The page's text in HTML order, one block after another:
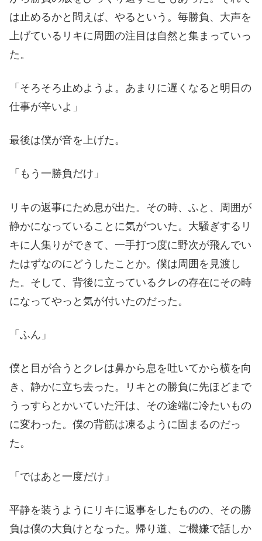
は止めるかと問えば、やるという。毎勝負、大声を
上げているリキに周囲の注目は自然と集まっていっ
た。
「そろそろ止めようよ。あまりに遅くなると明日の
仕事が辛いよ」
最後は僕が音を上げた。
「もう一勝負だけ」
リキの返事にため息が出た。その時、ふと、周囲が
静かになっていることに気がついた。大騒ぎするリ
キに人集りができて、一手打つ度に野次が飛んでい
たはずなのにどうしたことか。僕は周囲を見渡し
た。そして、背後に立っているクレの存在にその時
になってやっと気が付いたのだった。
「ふん」
僕と目が合うとクレは鼻から息を吐いてから横を向
き、静かに立ち去った。リキとの勝負に先ほどまで
うっすらとかいていた汗は、その途端に冷たいもの
に変わった。僕の背筋は凍るように固まるのだっ
た。
「ではあと一度だけ」
平静を装うようにリキに返事をしたものの、その勝
負は僕の大負けとなった。帰り道、ご機嫌で話しか